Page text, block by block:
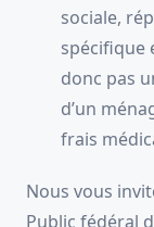
sociale,
spécifique
donc pas
d’un
frais
Nous vous
Public fédéral